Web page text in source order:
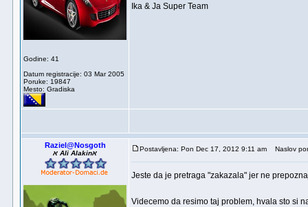
Godine: 41
Datum registracije: 03 Mar 2005
Poruke: 19847
Mesto: Gradiska
Ika & Ja Super Team
Raziel@Nosgoth
א Ali Alakinא
Postavljena: Pon Dec 17, 2012 9:11 am Naslov
Jeste da je pretraga "zakazala" jer ne
Videcemo da resimo taj problem, hvala sto si